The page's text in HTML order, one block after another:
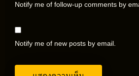
Notify me of follow-up comments by
Notify me of new posts by email.